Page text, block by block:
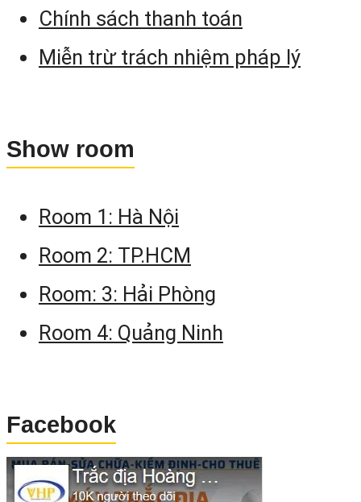
Chính sách thanh toán
Miễn trừ trách nhiệm pháp lý
Show room
Room 1: Hà Nội
Room 2: TP.HCM
Room: 3: Hải Phòng
Room 4: Quảng Ninh
Facebook